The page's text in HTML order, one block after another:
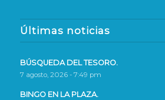
Últimas noticias
BÚSQUEDA DEL TESORO.
7 agosto, 2026 - 7:49 pm
BINGO EN LA PLAZA.